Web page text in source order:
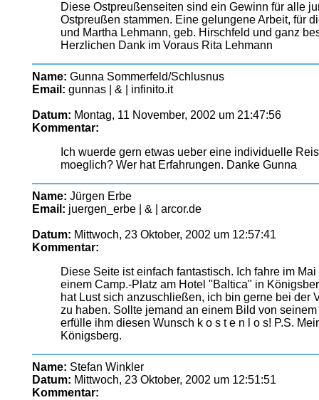
Diese Ostpreußenseiten sind ein Gewinn für alle
Ostpreußen stammen. Eine gelungene Arbeit, für
und Martha Lehmann, geb. Hirschfeld und ganz
Herzlichen Dank im Voraus Rita Lehmann
Name: Gunna Sommerfeld/Schlusnus
Email: gunnas | & | infinito.it
Datum: Montag, 11 November, 2002 um 21:47:56
Kommentar:
Ich wuerde gern etwas ueber eine individuelle
moeglich? Wer hat Erfahrungen. Danke Gunna
Name: Jürgen Erbe
Email: juergen_erbe | & | arcor.de
Datum: Mittwoch, 23 Oktober, 2002 um 12:57:41
Kommentar:
Diese Seite ist einfach fantastisch. Ich fahre im
einem Camp.-Platz am Hotel "Baltica" in
hat Lust sich anzuschließen, ich bin gerne bei der
zu haben. Sollte jemand an einem Bild von
erfülle ihm diesen Wunsch k o s t e n l o s! P.S.
Königsberg.
Name: Stefan Winkler
Datum: Mittwoch, 23 Oktober, 2002 um 12:51:51
Kommentar: